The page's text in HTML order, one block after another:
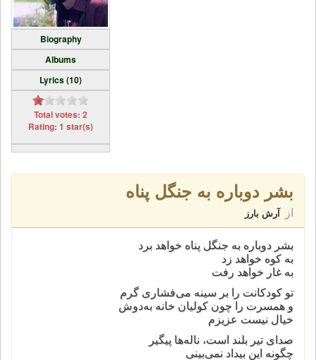
Biography
Albums
Lyrics (10)
Total votes: 2
Rating: 1 star(s)
بشر دوباره به جنگل پناه
از آرش بارز
بشر دوباره به جنگل پناه خواهد برد
به کوه خواهد زد
به غار خواهد رفت
تو کودکانت را بر سینه می‌فشاری گرم
و همسرت را چون کولیان خانه به‌دوش
خیال نیست عزیزم
صدای تیر بلند است، ناله‌ها پیگیر
چگونه این بیداد نمی‌بینی